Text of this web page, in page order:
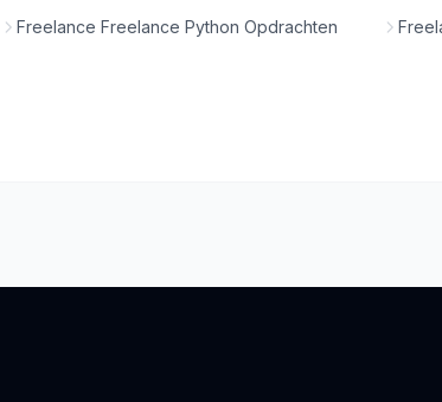
Freelance Freelance Python Opdrachten